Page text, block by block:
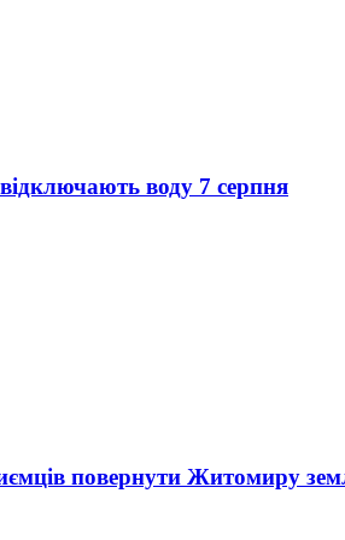
воду 7 серпня
повернути Житомиру